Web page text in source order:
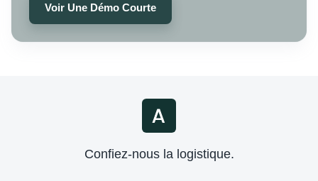
Voir Une Démo Courte
Confiez-nous la logistique.